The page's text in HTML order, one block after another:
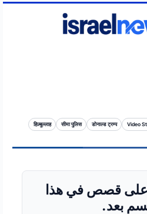
Video
डोनाल्ड ट्रम्प
सीमा पुलिस
हिज़्बुल्लाह
على قصص في هذا
بعد.